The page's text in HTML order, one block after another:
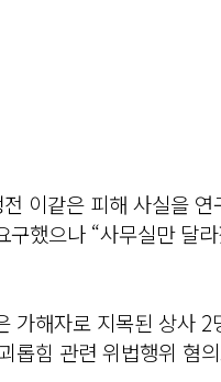
이같은 피해 사실을
구했으나 “사무실만 달
가해자로 지목된 상사
롭힘 관련 위법행위 혐